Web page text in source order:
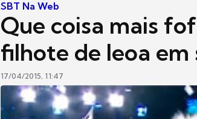
SBT Na Web
Que coisa mais
filhote de leoa em
17/04/2015, 11:47